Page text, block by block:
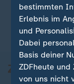
bestimmten
Erlebnis im
und
Dabei
Basis deiner
ZDFheute
von uns nicht